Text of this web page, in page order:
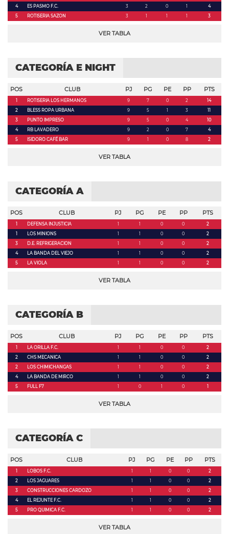
4
ES PASMO F.C. 3 2 0 1
4
5
ROTISERIA SAZON 3 1 1 1 3
VER TABLA
CATEGORÍA E NIGHT
POS CLUB PJ PG PE PP PTS
1 ROTISERIA LOS HERMANOS 9 7 0 2
14
2
BLESS ROPA URBANA 9 5 1 3
11
3
PUNTO IMPRESO 9 5 0 4
10
4
RB LAVADERO 9 2 0 7
4
5
ISIDORO CAFÉ BAR 9 1 0 8 2
VER TABLA
CATEGORÍA A
POS CLUB PJ PG PE PP PTS
1 DEFENSA INJUSTICIA 1 1 0 0
2
1
LOS MINIONS 1 1 0 0
2
3
D.E. REFRIGERACION 1 1 0 0
2
4
LA BANDA DEL VIEJO 1 1 0 0
2
5
LA VIOLA 1 1 0 0 2
VER TABLA
CATEGORÍA B
POS CLUB PJ PG PE PP PTS
1 LA ORILLA F.C. 1 1 0 0
2
2
CHS MECANICA 1 1 0 0
2
2
LOS CHIMICHANGAS 1 1 0 0
2
4
LA BANDA DE MIRCO 1 1 0 0
2
5
FULL F7 1 0 1 0 1
VER TABLA
CATEGORÍA C
POS CLUB PJ PG PE PP PTS
1 LOBOS F.C. 1 1 0 0
2
2
LOS JAGUARES 1 1 0 0
2
3
CONSTRUCCIONES CARDOZO 1 1 0 0
2
4
EL REJUNTE F.C. 1 1 0 0
2
5
PRO QUIMICA F.C. 1 1 0 0 2
VER TABLA